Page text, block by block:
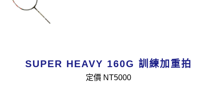
SUPER HEAVY 160G 訓練加重拍
定價 NT5000